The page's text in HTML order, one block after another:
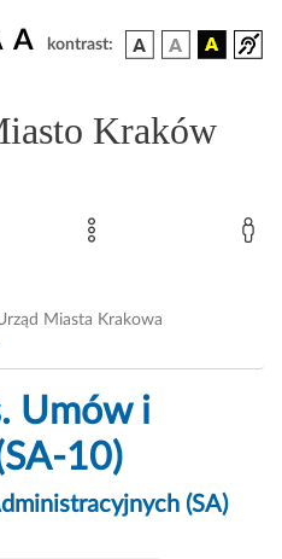
A kontrast:
Kraków
Miasta Krakowa
Umów i
10)
(SA)